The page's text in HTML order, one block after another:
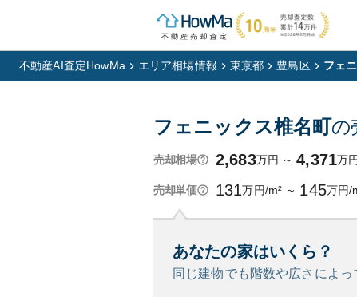
不動産AI査定HowMa エリア相場情報 東京都 豊島区 フェ
フェニックス椎名町の
売却相場 2,683万円 ～ 4,371万
売却単価 131万円/m² ～ 145万円/
あなたの家はいくら？
同じ建物でも階数や広さによっ